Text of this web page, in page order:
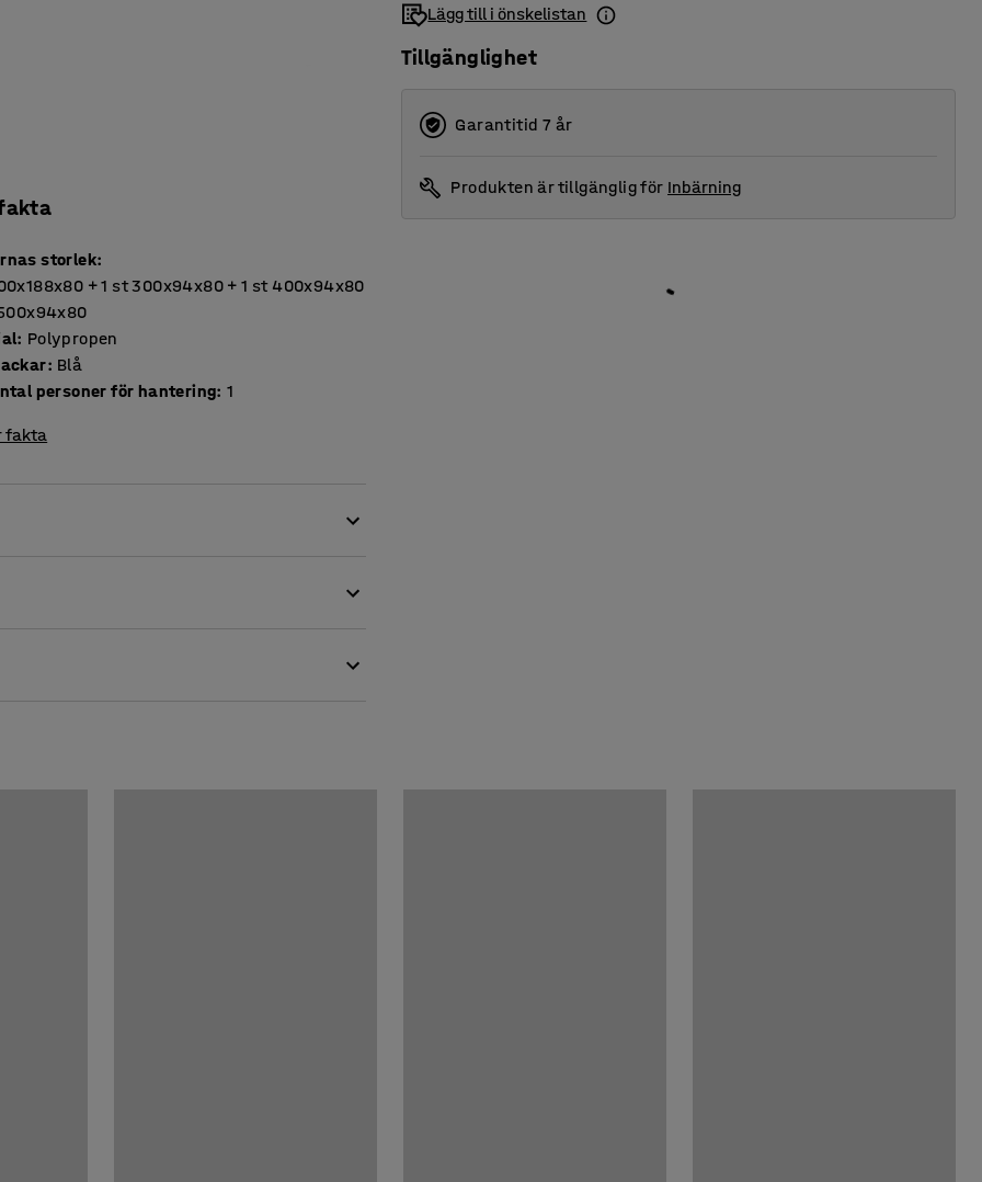
storlek:
+ 1 st 300x94x80 + 1 st 400x94x80
: Polypropen
: Blå
personer för hantering: 1
fakta
skruv, spik, komponenter och annat smått
Lägg till i önskelistan
Tillgänglighet
Garantitid 7 år
Produkten är tillgänglig för Inbärning